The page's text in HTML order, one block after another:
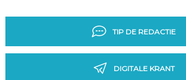
TIP DE REDACTIE
DIGITALE KRANT